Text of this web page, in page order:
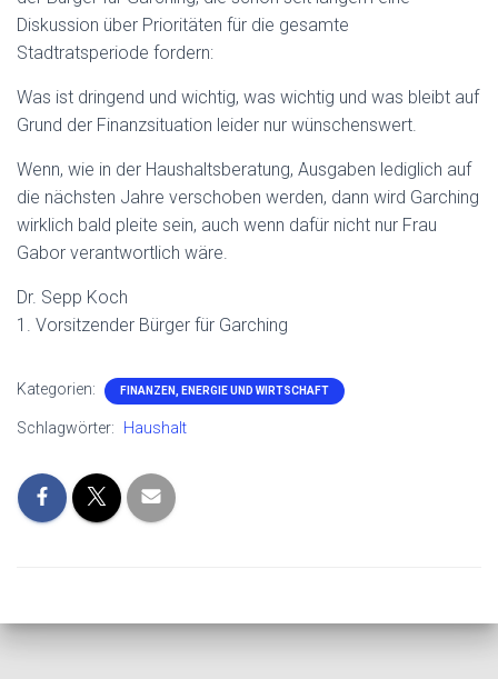
Diskussion über Prioritäten für die gesamte
Stadtratsperiode fordern:
Was ist dringend und wichtig, was wichtig und was bleibt auf
Grund der Finanzsituation leider nur wünschenswert.
Wenn, wie in der Haushaltsberatung, Ausgaben lediglich auf
die nächsten Jahre verschoben werden, dann wird Garching
wirklich bald pleite sein, auch wenn dafür nicht nur Frau
Gabor verantwortlich wäre.
Dr. Sepp Koch
1. Vorsitzender Bürger für Garching
Kategorien: FINANZEN, ENERGIE UND WIRTSCHAFT
Schlagwörter: Haushalt